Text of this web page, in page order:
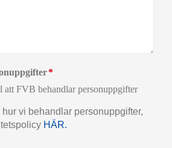
*
att FVB behandlar personuppgifter
hur vi behandlar personuppgifter,
HÄR.